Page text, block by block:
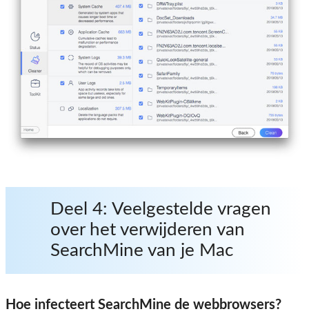
Deel 4: Veelgestelde vragen
over het verwijderen van
SearchMine van je Mac
Hoe infecteert SearchMine de webbrowsers?